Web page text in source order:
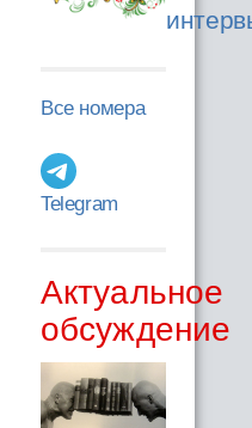
Все номера
Telegram
Актуальное
обсуждение